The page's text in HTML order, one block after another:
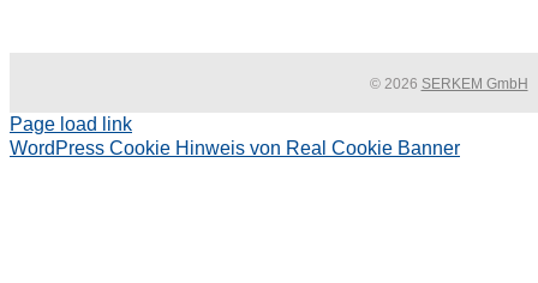
© 2026 SERKEM GmbH
Page load link
WordPress Cookie Hinweis von Real Cookie Banner